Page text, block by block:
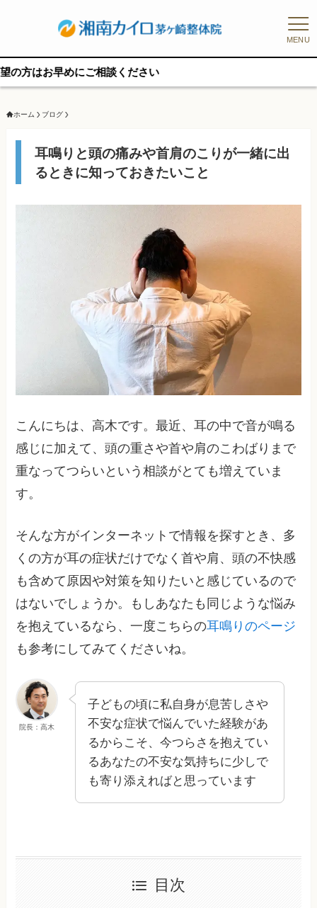
MENU
にご相談ください
ホーム ブログ
耳鳴りと頭の痛みや首肩のこりが一緒に出
るときに知っておきたいこと
こんにちは、高木です。最近、耳の中で音が鳴る
感じに加えて、頭の重さや首や肩のこわばりまで
重なってつらいという相談がとても増えていま
す。
そんな方がインターネットで情報を探すとき、多
くの方が耳の症状だけでなく首や肩、頭の不快感
も含めて原因や対策を知りたいと感じているので
はないでしょうか。もしあなたも同じような悩み
を抱えているなら、一度こちらの耳鳴りのページ
も参考にしてみてくださいね。
院長：高木
子どもの頃に私自身が息苦しさや
不安な症状で悩んでいた経験があ
るからこそ、今つらさを抱えてい
るあなたの不安な気持ちに少しで
も寄り添えればと思っています
目次